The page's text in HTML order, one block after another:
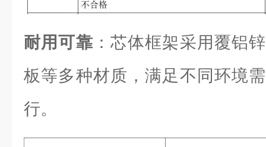
耐用可靠 ：芯体框架采用覆铝
板等多种材质，满足不同环境
行。